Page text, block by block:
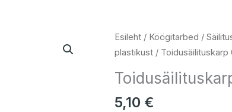
Esileht/ Köögitarbed /
plastikust/ Toidusäilituskarp
5,10 €
Toidusäilituskarp
0,5
kogus